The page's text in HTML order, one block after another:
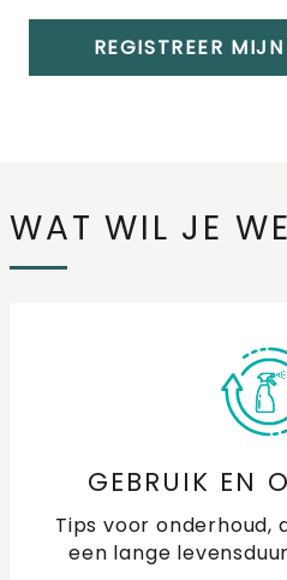
REGISTREER
WAT WIL JE
GEBRUIK EN
Tips voor onderhoud,
een lange